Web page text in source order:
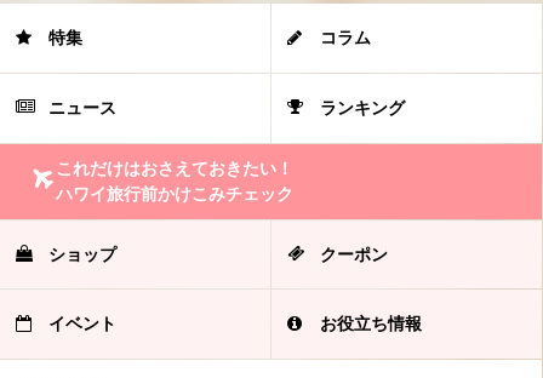
特集 コラム
ニュース ランキング
これだけはおさえておきたい！
ハワイ旅行前かけこみチェック
ショップ クーポン
イベント お役立ち情報